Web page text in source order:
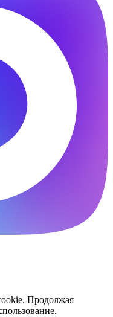
Продолжая